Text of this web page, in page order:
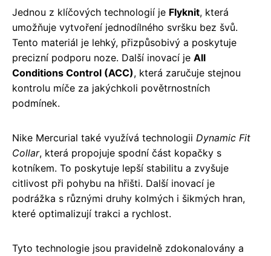
Jednou z klíčových technologií je Flyknit, která
umožňuje vytvoření jednodílného svršku bez švů.
Tento materiál je lehký, přizpůsobivý a poskytuje
precizní podporu noze. Další inovací je All
Conditions Control (ACC), která zaručuje stejnou
kontrolu míče za jakýchkoli povětrnostních
podmínek.
Nike Mercurial také využívá technologii Dynamic Fit
Collar, která propojuje spodní část kopačky s
kotníkem. To poskytuje lepší stabilitu a zvyšuje
citlivost při pohybu na hřišti. Další inovací je
podrážka s různými druhy kolmých i šikmých hran,
které optimalizují trakci a rychlost.
Tyto technologie jsou pravidelně zdokonalovány a